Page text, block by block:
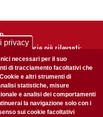
nostre storie più rilevanti:
nostra newsletter
privacy
necessari per il suo
di tracciamento facoltativi che
e altri strumenti di
statistiche, misure
e analisi dei comportamenti
la navigazione solo con i
sui cookie facoltativi